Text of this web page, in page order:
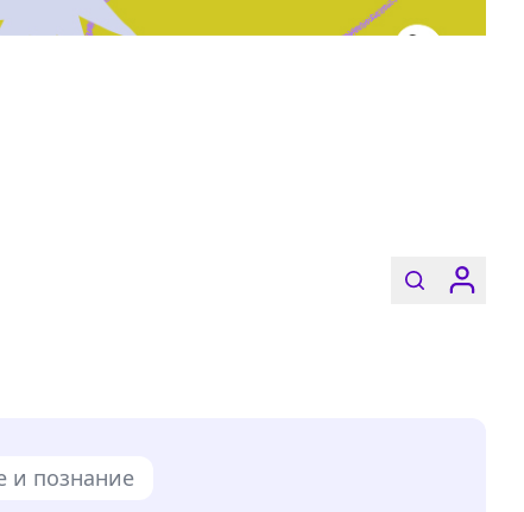
познание